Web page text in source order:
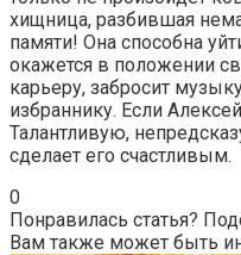
хищница, разбившая
памяти! Она способна
окажется в положении
карьеру, забросит
избраннику. Если
Талантливую,
сделает его счастливым.
0
Понравилась статья?
Вам также может быть